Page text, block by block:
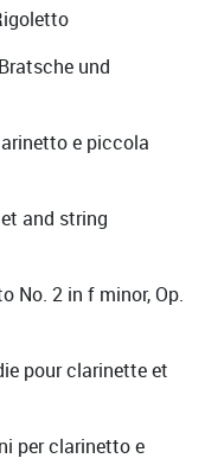
und
e piccola
and string
No. 2 in f minor, Op.
pour clarinette et
per clarinetto e